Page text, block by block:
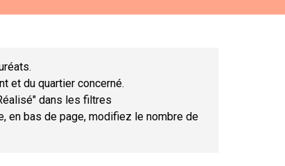
et du quartier concerné.
dans les filtres
bas de page, modifiez le nombre de